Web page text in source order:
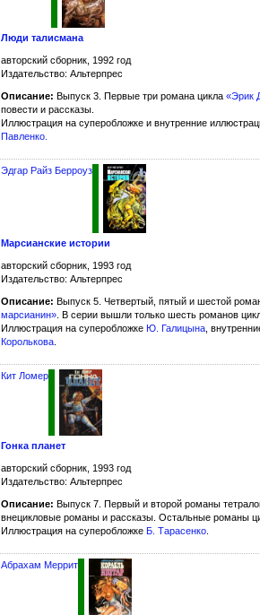
Люди талисмана
авторский сборник, 1992 год
Издательство: Альтерпрес
Описание: Выпуск 3. Первые три романа цикла «Эрик
повести и рассказы.
Иллюстрация на суперобложке и внутренние
Павленко
Эдгар Райз Берроуз
Марсианские истории
авторский сборник, 1993 год
Издательство: Альтерпрес
Описание: Выпуск 5. Четвертый, пятый и шестой
марсианин» . В серии вышли только шесть романов
Иллюстрация на суперобложке Ю. Галицына ,
Королькова
Кит Ломер
Гонка планет
авторский сборник, 1993 год
Издательство: Альтерпрес
Описание: Выпуск 7. Первый и второй романы
внецикловые романы и рассказы. Остальные романы
Иллюстрация на суперобложке Б. Тарасенко
Абрахам Меррит